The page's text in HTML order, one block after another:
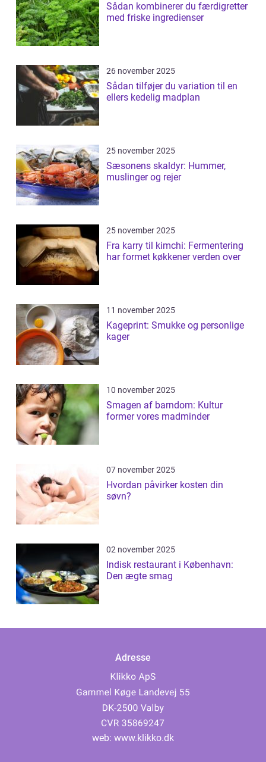
Sådan kombinerer du færdigretter
med friske ingredienser
26 november 2025
Sådan tilføjer du variation til en
ellers kedelig madplan
25 november 2025
Sæsonens skaldyr: Hummer,
muslinger og rejer
25 november 2025
Fra karry til kimchi: Fermentering
har formet køkkener verden over
11 november 2025
Kageprint: Smukke og personlige
kager
10 november 2025
Smagen af barndom: Kultur
former vores madminder
07 november 2025
Hvordan påvirker kosten din
søvn?
02 november 2025
Indisk restaurant i København:
Den ægte smag
Adresse
web: www.klikko.dk